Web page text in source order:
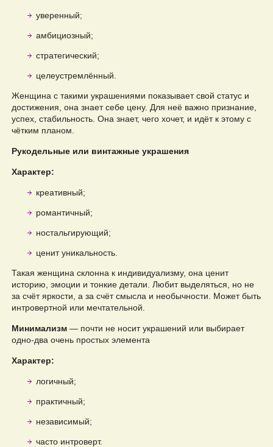
уверенный;
амбициозный;
стратегический;
целеустремлённый.
Женщина с такими украшениями показывает свой статус и
достижения, она знает себе цену. Для неё важно признание,
успех, стабильность. Она знает, чего хочет, и идёт к этому с
чётким планом.
Рукодельные или винтажные украшения
Характер:
креативный;
романтичный;
ностальгирующий;
ценит уникальность.
Такая женщина склонна к индивидуализму, она ценит
историю, эмоции и тонкие детали. Любит выделяться, но не
за счёт яркости, а за счёт смысла и необычности. Может быть
интровертной или мечтательной.
Минимализм — почти не носит украшений или выбирает
одно-два очень простых элемента
Характер:
логичный;
практичный;
независимый;
часто интроверт.